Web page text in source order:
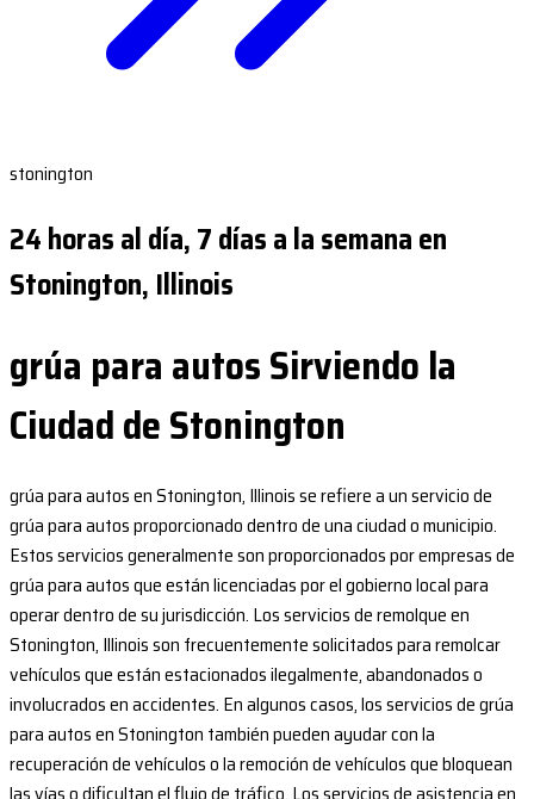
stonington
24 horas al día, 7 días a la semana en
Stonington, Illinois
grúa para autos Sirviendo la
Ciudad de Stonington
grúa para autos en Stonington, Illinois se refiere a un servicio de
grúa para autos proporcionado dentro de una ciudad o municipio.
Estos servicios generalmente son proporcionados por empresas de
grúa para autos que están licenciadas por el gobierno local para
operar dentro de su jurisdicción. Los servicios de remolque en
Stonington, Illinois son frecuentemente solicitados para remolcar
vehículos que están estacionados ilegalmente, abandonados o
involucrados en accidentes. En algunos casos, los servicios de grúa
para autos en Stonington también pueden ayudar con la
recuperación de vehículos o la remoción de vehículos que bloquean